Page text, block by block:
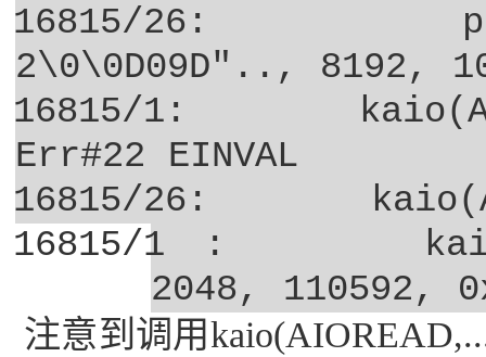
16815/26:
2\0\0D09D".., 8192,
16815/1:
Err#22 EINVAL
16815/26:
16815/1 :
2048, 110592,
注意到调用